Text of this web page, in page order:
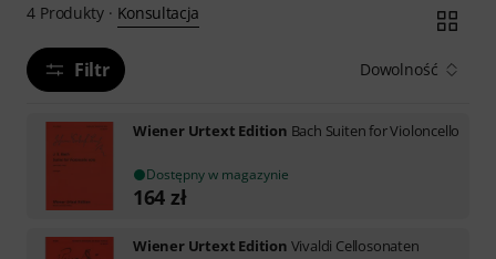
4 Produkty· Konsultacja
Filtr Dowolność
Wiener Urtext Edition Bach Suiten for Violoncello
Dostępny w magazynie
164 zł
Wiener Urtext Edition Vivaldi Cellosonaten